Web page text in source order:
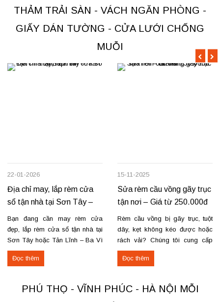
tiến độ. Thực tế, chúng tôi vừa
hoàn thiện thi công rèm...
loại thảm đang cung cấp Thảm
nỉ phù hợp cho không...
THẢM TRẢI SÀN - VÁCH NGĂN PHÒNG -
GIẤY DÁN TƯỜNG - CỬA LƯỚI CHỐNG
MUỖI
22-01-2026
Địa chỉ may, lắp rèm cửa
sổ tận nhà tại Sơn Tây –
Tản Lĩnh Ba Vì
Bạn đang cần may rèm cửa
đẹp, lắp rèm cửa sổ tận nhà tại
Sơn Tây hoặc Tản Lĩnh – Ba Vì
với giá hợp lý? Chúng tôi
chuyên may rèm theo yêu cầu,
tiến độ. Thực tế, chúng tôi vừa
hoàn thiện thi công rèm...
Đọc thêm
15-11-2025
Sửa rèm cầu vồng gãy trục
tận nơi – Giá từ 250.000đ
có VAT
Rèm cầu vồng bị gãy trục, tuột
dây, kẹt không kéo được hoặc
rách vải? Chúng tôi cung cấp
dịch vụ sửa rèm cầu vồng tận
nơi, đảm bảo rèm hoạt động trơn
cấu kéo để rèm mở – đóng êm
Thay dây...
Đọc thêm
PHÚ THỌ - VĨNH PHÚC - HÀ NỘI MỖI